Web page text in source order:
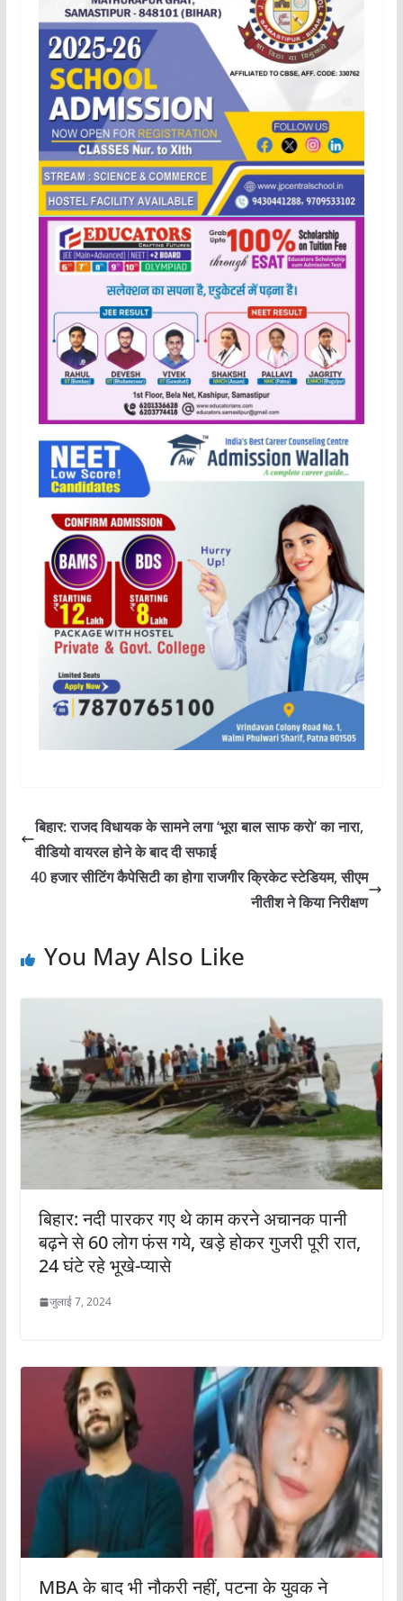
बिहार: राजद विधायक के सामने लगा ‘भूरा बाल साफ करो’ का नारा,
वीडियो वायरल होने के बाद दी सफाई
40 हजार सीटिंग कैपेसिटी का होगा राजगीर क्रिकेट स्टेडियम, सीएम
नीतीश ने किया निरीक्षण
You May Also Like
बिहार: नदी पारकर गए थे काम करने अचानक पानी
बढ़ने से 60 लोग फंस गये, खड़े होकर गुजरी पूरी रात,
24 घंटे रहे भूखे-प्यासे
जुलाई 7, 2024
MBA के बाद भी नौकरी नहीं, पटना के युवक ने